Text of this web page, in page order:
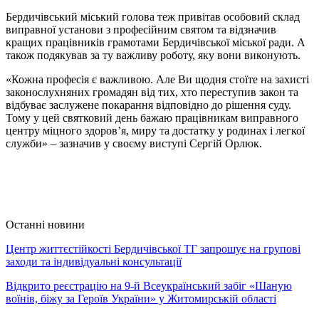
Бердичівський міський голова теж привітав особовий склад
виправної установи з професійним святом та відзначив
кращих працівників грамотами Бердичівської міської ради. А
також подякував за ту важливу роботу, яку вони виконують.
«Кожна професія є важливою. Але Ви щодня стоїте на захисті
законослухняних громадян від тих, хто переступив закон та
відбуває заслужене покарання відповідно до рішення суду.
Тому у цей святковий день бажаю працівникам виправного
центру міцного здоров’я, миру та достатку у родинах і легкої
служби» – зазначив у своєму виступі Сергій Орлюк.
Останні новини
Центр життєстійкості Бердичівської ТГ запрошує на групові
заходи та індивідуальні консультації
Відкрито реєстрацію на 9-й Всеукраїнський забіг «Шаную
воїнів, біжу за Героїв України» у Житомирській області